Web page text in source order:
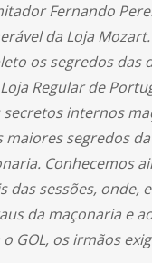
Fernando
da Loja
os segredos das
Regular de
internos
segredos
Conhecemos
das sessões,
da maçonaria e
GOL, os irmãos